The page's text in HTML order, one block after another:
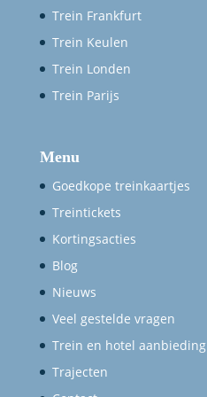
Trein Frankfurt
Trein Keulen
Trein Londen
Trein Parijs
Menu
Goedkope treinkaartjes
Treintickets
Kortingsacties
Blog
Nieuws
Veel gestelde vragen
Trein en hotel aanbieding
Trajecten